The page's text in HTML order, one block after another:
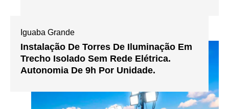
Iguaba Grande
Instalação De Torres De Iluminação Em
Trecho Isolado Sem Rede Elétrica.
Autonomia De 9h Por Unidade.